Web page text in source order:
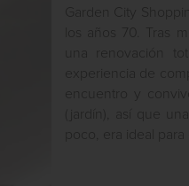
encuentro y